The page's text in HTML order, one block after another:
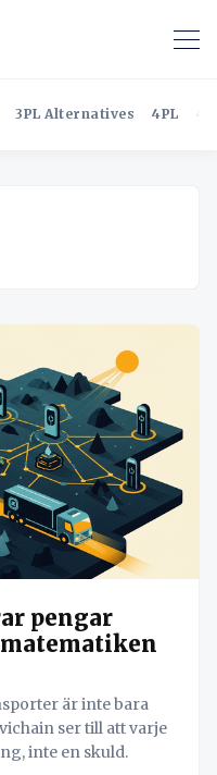
3PL Alternatives 4PL
pengar
är inte bara
ser till att varje
inte en skuld.